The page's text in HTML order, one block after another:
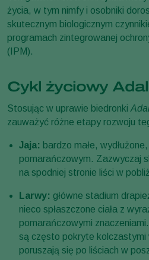
życia, w tym nimfy i osobniki
skutecznym biologicznym
programach zintegrowanej
(IPM).
Cykl życiowy
Stosując w uprawie biedronki
zauważyć różne etapy rozwoju
Jaja: bardzo małe,
pomarańczowym. Zazwyczaj
na spodniej stronie liści w
Larwy: główne stadium
nieco spłaszczone ciała z
pomarańczowymi
są często pokryte kolczastymi
poruszają się po liściach w